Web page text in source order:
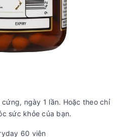
ngày 1 lần. Hoặc theo chỉ
sức khỏe của bạn.